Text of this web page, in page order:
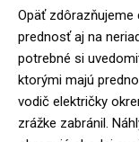
Opäť zdôrazňujeme
prednosť aj na
potrebné si
ktorými majú
vodič električky
zrážke zabránil.